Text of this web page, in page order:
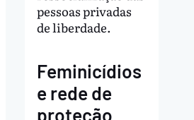
pessoas privadas
de liberdade.
Feminicídios
e rede de
proteção